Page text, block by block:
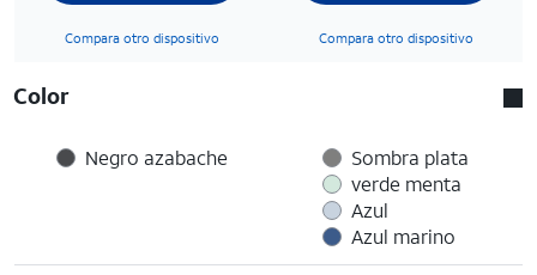
Compara otro dispositivo Compara otro dispositivo
Color
Negro azabache
Sombra plata
verde menta
Azul
Azul marino